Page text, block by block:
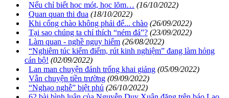
Nếu chỉ biết học mót, học lõm… (16/10/2022)
Quan quan thi đua (18/10/2022)
Khi cổng chào không phải để... chào (26/09/2022)
Tại sao chúng ta chỉ thích “ném đá”? (23/09/2022)
Làm quan - nghề nguy hiểm (26/08/2022)
“Nghiêm túc kiểm điểm, rút kinh nghiệm” đang làm hỏng
cán bộ! (02/09/2022)
Lan man chuyện đánh trống khai giảng (05/09/2022)
Vẫn chuyện tiền trường (09/09/2022)
“Nghạo nghễ” biệt phủ (26/10/2022)